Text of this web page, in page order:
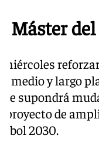
Máster
miércoles
a medio y largo
supondrá
proyecto de
2030.